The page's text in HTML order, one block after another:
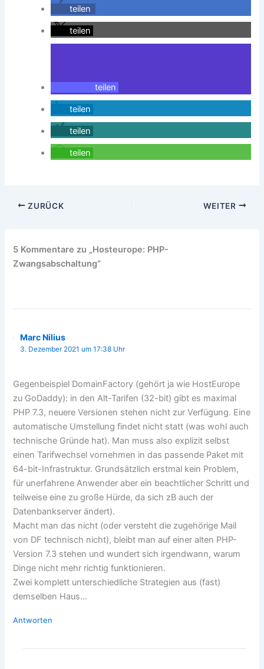
teilen
teilen
teilen
teilen
teilen
teilen
ZURÜCK WEITER
5 Kommentare zu „Hosteurope: PHP-
Zwangsabschaltung“
Marc Nilius
3. Dezember 2021 um 17:38 Uhr
Gegenbeispiel DomainFactory (gehört ja wie HostEurope
zu GoDaddy): in den Alt-Tarifen (32-bit) gibt es maximal
PHP 7.3, neuere Versionen stehen nicht zur Verfügung. Eine
automatische Umstellung findet nicht statt (was wohl auch
technische Gründe hat). Man muss also explizit selbst
einen Tarifwechsel vornehmen in das passende Paket mit
64-bit-Infrastruktur. Grundsätzlich erstmal kein Problem,
für unerfahrene Anwender aber ein beachtlicher Schritt und
teilweise eine zu große Hürde, da sich zB auch der
Datenbankserver ändert).
Macht man das nicht (oder versteht die zugehörige Mail
von DF technisch nicht), bleibt man auf einer alten PHP-
Version 7.3 stehen und wundert sich irgendwann, warum
Dinge nicht mehr richtig funktionieren.
Zwei komplett unterschiedliche Strategien aus (fast)
demselben Haus…
Antworten